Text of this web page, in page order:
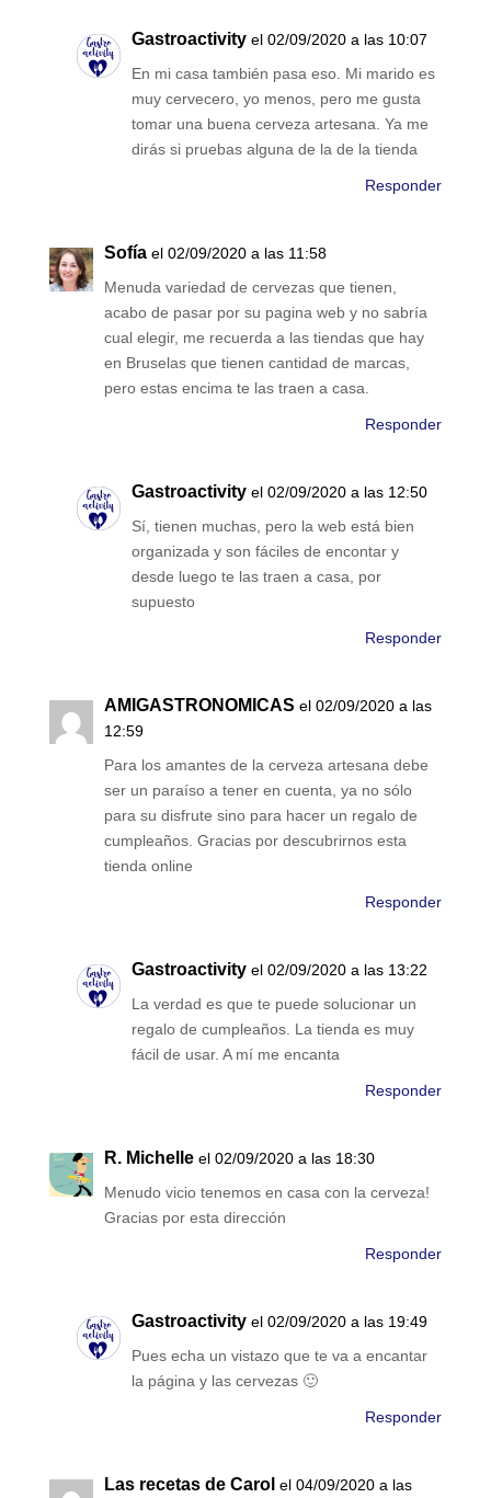
Gastroactivity el 02/09/2020 a las 10:07
En mi casa también pasa eso. Mi marido es
muy cervecero, yo menos, pero me gusta
tomar una buena cerveza artesana. Ya me
dirás si pruebas alguna de la de la tienda
Responder
Sofía el 02/09/2020 a las 11:58
Menuda variedad de cervezas que tienen,
acabo de pasar por su pagina web y no sabría
cual elegir, me recuerda a las tiendas que hay
en Bruselas que tienen cantidad de marcas,
pero estas encima te las traen a casa.
Responder
Gastroactivity el 02/09/2020 a las 12:50
Sí, tienen muchas, pero la web está bien
organizada y son fáciles de encontar y
desde luego te las traen a casa, por
supuesto
Responder
AMIGASTRONOMICAS el 02/09/2020 a las
12:59
Para los amantes de la cerveza artesana debe
ser un paraíso a tener en cuenta, ya no sólo
para su disfrute sino para hacer un regalo de
cumpleaños. Gracias por descubrirnos esta
tienda online
Responder
Gastroactivity el 02/09/2020 a las 13:22
La verdad es que te puede solucionar un
regalo de cumpleaños. La tienda es muy
fácil de usar. A mí me encanta
Responder
R. Michelle el 02/09/2020 a las 18:30
Menudo vicio tenemos en casa con la cerveza!
Gracias por esta dirección
Responder
Gastroactivity el 02/09/2020 a las 19:49
Pues echa un vistazo que te va a encantar
la página y las cervezas 🙂
Responder
Las recetas de Carol el 04/09/2020 a las